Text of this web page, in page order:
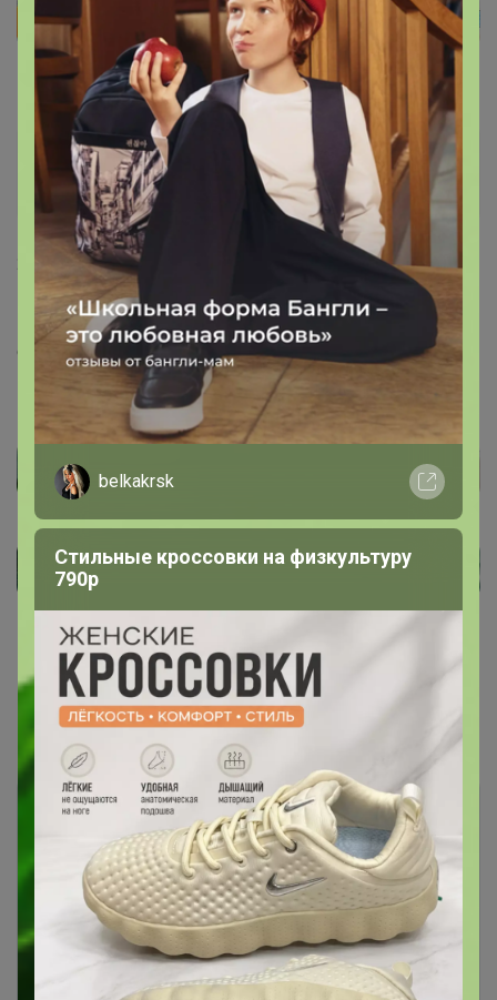
Артемида
Бронзовый организатор
23 августа, 2024 11:23
lorena, здравствуйте. Со всей молочной продукцией к
сожалению
Показаны записи1-7
Чтобы ответить или задать вопрос
необходимо авторизоваться на сайте
belkakrsk
Стильные кроссовки на физкультуру
790р